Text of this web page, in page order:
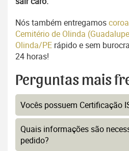
Nós também entregamos
Cemitério de Olinda
Olinda/PE rápido e sem
24 horas!
Perguntas mais
Vocês possuem Certificação
Quais informações são
pedido?